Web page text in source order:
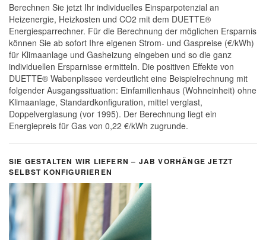
Berechnen Sie jetzt Ihr individuelles Einsparpotenzial an
Heizenergie, Heizkosten und CO2 mit dem DUETTE®
Energiesparrechner. Für die Berechnung der möglichen Ersparnis
können Sie ab sofort Ihre eigenen Strom- und Gaspreise (€/kWh)
für Klimaanlage und Gasheizung eingeben und so die ganz
individuellen Ersparnisse ermitteln. Die positiven Effekte von
DUETTE® Wabenplissee verdeutlicht eine Beispielrechnung mit
folgender Ausgangssituation: Einfamilienhaus (Wohneinheit) ohne
Klimaanlage, Standardkonfiguration, mittel verglast,
Doppelverglasung (vor 1995). Der Berechnung liegt ein
Energiepreis für Gas von 0,22 €/kWh zugrunde.
SIE GESTALTEN WIR LIEFERN – JAB VORHÄNGE JETZT
SELBST KONFIGURIEREN